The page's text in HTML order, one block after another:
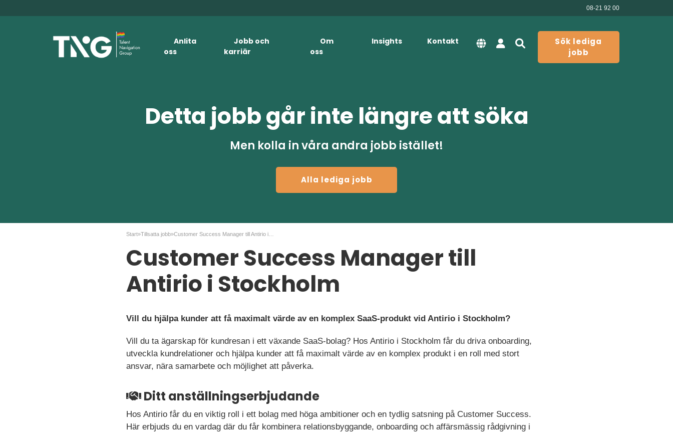
08-21 92 00
Anlita
oss
Jobb och
karriär
Om
oss
Insights Kontakt
Sök lediga
jobb
Detta jobb går inte längre att söka
Men kolla in våra andra jobb istället!
Alla lediga jobb
Start»Tillsatta jobb»
Customer Success Manager till
Antirio i Stockholm
Vill du hjälpa kunder att få maximalt värde av en komplex SaaS-produkt vid Antirio i Stockholm?
Vill du ta ägarskap för kundresan i ett växande SaaS-bolag? Hos Antirio i Stockholm får du driva onboarding,
utveckla kundrelationer och hjälpa kunder att få maximalt värde av en komplex produkt i en roll med stort
ansvar, nära samarbete och möjlighet att påverka.
Ditt anställningserbjudande
Hos Antirio får du en viktig roll i ett bolag med höga ambitioner och en tydlig satsning på Customer Success.
Här erbjuds du en vardag där du får kombinera relationsbyggande, onboarding och affärsmässig rådgivning i